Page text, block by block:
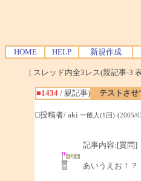
HOME HELP 新規作成
[ スレッド内全3レス(親記事-3
■1434/ 親記事) テストさせ
□投稿者/ aki 一般人(1回)-(2005/
記事内容:[質問]
あいうえお！？